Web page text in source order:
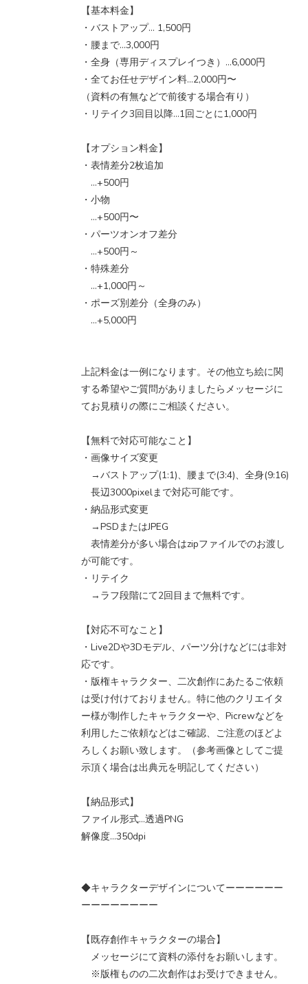
【基本料金】
・バストアップ… 1,500円
・腰まで…3,000円
・全身（専用ディスプレイつき）…6,000円
・全てお任せデザイン料…2,000円〜
（資料の有無などで前後する場合有り）
・リテイク3回目以降…1回ごとに1,000円
【オプション料金】
・表情差分2枚追加
…+500円
・小物
…+500円〜
・パーツオンオフ差分
…+500円～
・特殊差分
…+1,000円～
・ポーズ別差分（全身のみ）
…+5,000円
上記料金は一例になります。その他立ち絵に関
する希望やご質問がありましたらメッセージに
てお見積りの際にご相談ください。
【無料で対応可能なこと】
・画像サイズ変更
→バストアップ(1:1)、腰まで(3:4)、全身(9:16)
長辺3000pixelまで対応可能です。
・納品形式変更
→PSDまたはJPEG
表情差分が多い場合はzipファイルでのお渡し
が可能です。
・リテイク
→ラフ段階にて2回目まで無料です。
【対応不可なこと】
・Live2Dや3Dモデル、パーツ分けなどには非対
応です。
・版権キャラクター、二次創作にあたるご依頼
は受け付けておりません。特に他のクリエイタ
ー様が制作したキャラクターや、Picrewなどを
利用したご依頼などはご確認、ご注意のほどよ
ろしくお願い致します。（参考画像としてご提
示頂く場合は出典元を明記してください）
【納品形式】
ファイル形式…透過PNG
解像度…350dpi
◆キャラクターデザインについてーーーーーー
ーーーーーーーー
【既存創作キャラクターの場合】
メッセージにて資料の添付をお願いします。
※版権ものの二次創作はお受けできません。